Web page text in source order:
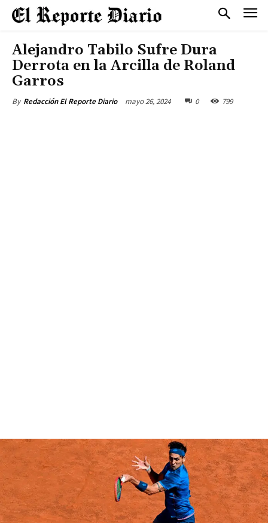
Alejandro Tabilo Sufre Dura
Derrota en la Arcilla de Roland
Garros
By Redacción El Reporte Diario mayo 26, 2024 0 799